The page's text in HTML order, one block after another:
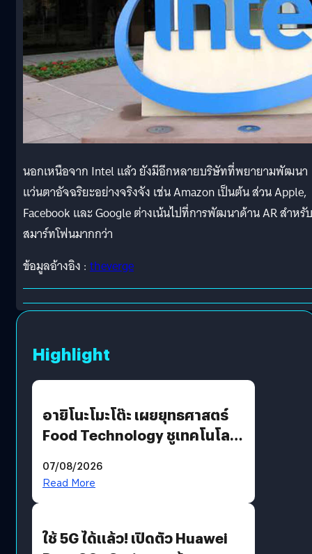
นอกเหนือจาก Intel แล้ว ยังมีอีกหลายบริษัทที่พยายามพัฒนา
แว่นตาอัจฉริยะอย่างจริงจัง เช่น Amazon เป็นต้น ส่วน Apple,
Facebook และ Google ต่างเน้นไปที่การพัฒนาด้าน AR สำหรับ
สมาร์ทโฟนมากกว่า
ข้อมูลอ้างอิง : theverge
Highlight
อายิโนะโมะโต๊ะ เผยยุทธศาสตร์
Food Technology ชูเทคโนโลยี
บริโภคและ B2B
07/08/2026
Read More
ใช้ 5G ได้แล้ว! เปิดตัว Huawei